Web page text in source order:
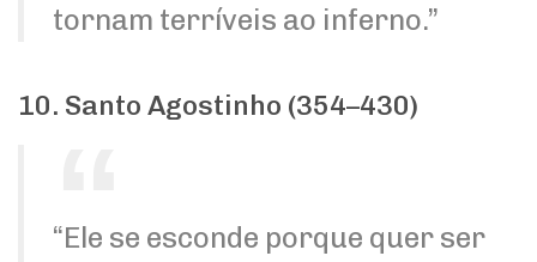
tornam terríveis ao inferno.”
10. Santo Agostinho (354–430)
“Ele se esconde porque quer ser